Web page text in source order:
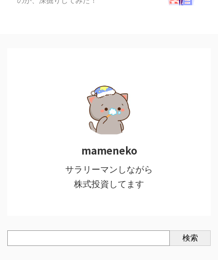
mameneko
サラリーマンしながら
株式投資してます
検索